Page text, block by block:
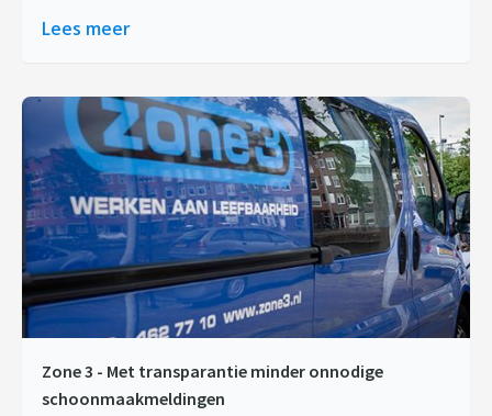
Lees meer
Zone 3 - Met transparantie minder onnodige
schoonmaakmeldingen